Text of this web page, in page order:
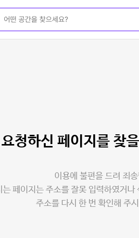
요청하신 페이지를 찾
이용에 불편을 드려 죄
는 페이지는 주소를 잘못 입력하였거나
주소를 다시 한 번 확인해 주